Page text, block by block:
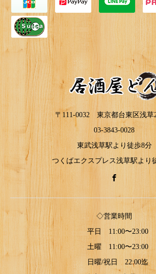
〒111-0032 東京都台東区浅草
03-3843-0028
東武浅草駅より徒歩8分
つくばエクスプレス浅草駅より
◇営業時間
平日 11:00〜23:00
土曜 11:00〜23:00
日曜/祝日 22:00迄